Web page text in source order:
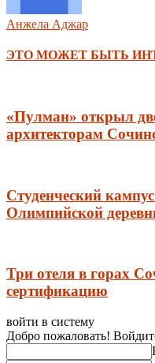
Анжела Аджар
ЭТО МОЖЕТ БЫТЬ
«Пулман» открыл
архитекторам
Студенческий
Олимпийской
Три отеля в горах
сертификацию
войти в систему
Добро пожаловать!